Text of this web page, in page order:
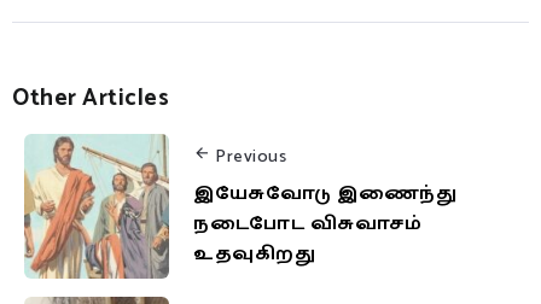
Other Articles
Previous
இயேசுவோடு இணைந்து
நடைபோட விசுவாசம்
உதவுகிறது